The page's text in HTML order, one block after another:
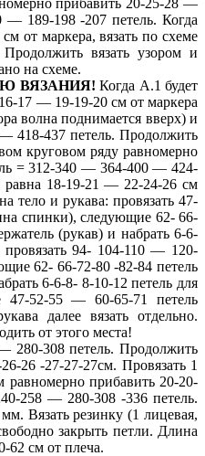
прибавить 20-25-28 —
— 189-198 -207 петель. Когда
от маркера, вязать по схеме
вязать узором и
на схеме.
ВЯЗАНИЯ! Когда А.1 будет
17 — 19-19-20 см от маркера
волна поднимается вверх) и
418-437 петель. Продолжить
круговом ряду равномерно
= 312-340 — 364-400 — 424-
равна 18-19-21 — 22-24-26 см
тело и рукава: провязать 47-
спинки), следующие 62- 66-
(рукав) и набрать 6-6-
провязать 94- 104-110 — 120-
62- 66-72-80 -82-84 петель
6-6-8- 8-10-12 петель для
47-52-55 — 60-65-71 петель
далее вязать отдельно.
от этого места!
308 петель. Продолжить
26 -27-27-27см. Провязать 1
прибавить 20-20-
258 — 280-308 -336 петель.
Вязать резинку (1 лицевая,
закрыть петли. Длина
см от плеча.